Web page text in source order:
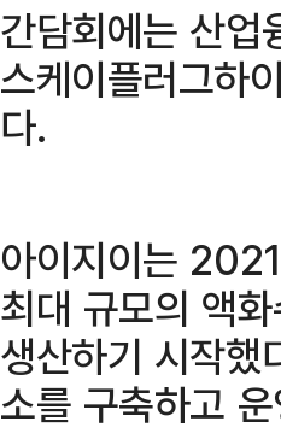
간담회에는 산업
스케이플러그하
다.
아이지이는
최대 규모의 액
생산하기 시작했
소를 구축하고